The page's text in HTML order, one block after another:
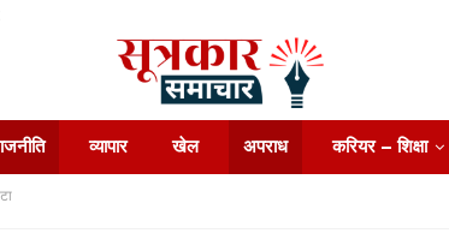
व्यापार खेल अपराध करियर – शिक्षा